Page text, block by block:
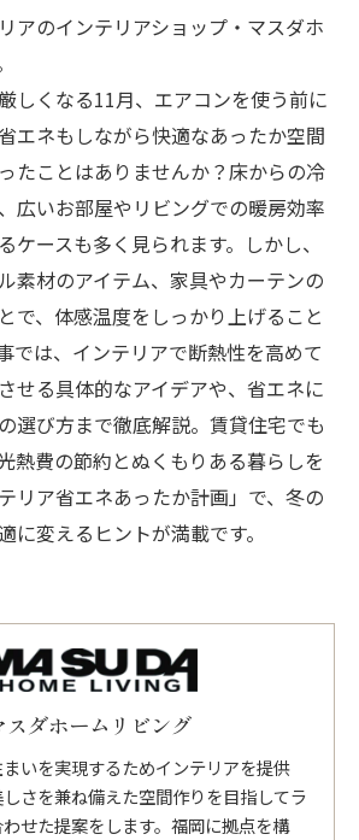
アのインテリアショップ・マスダホ
しくなる11月、エアコンを使う前に
エネもしながら快適なあったか空間
たことはありませんか？床からの冷
広いお部屋やリビングでの暖房効率
ケースも多く見られます。しかし、
素材のアイテム、家具やカーテンの
で、体感温度をしっかり上げること
では、インテリアで断熱性を高めて
せる具体的なアイデアや、省エネに
選び方まで徹底解説。賃貸住宅でも
熱費の節約とぬくもりある暮らしを
リア省エネあったか計画」で、冬の
に変えるヒントが満載です。
スダホームリビング
いを実現するためインテリアを提供
さを兼ね備えた空間作りを目指してラ
せた提案をします。福岡に拠点を構